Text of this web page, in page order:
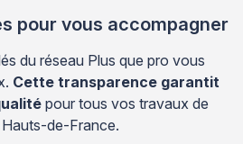
pour vous accompagner
du réseau Plus que pro vous
Cette transparence garantit
pour tous vos travaux de
de-France.